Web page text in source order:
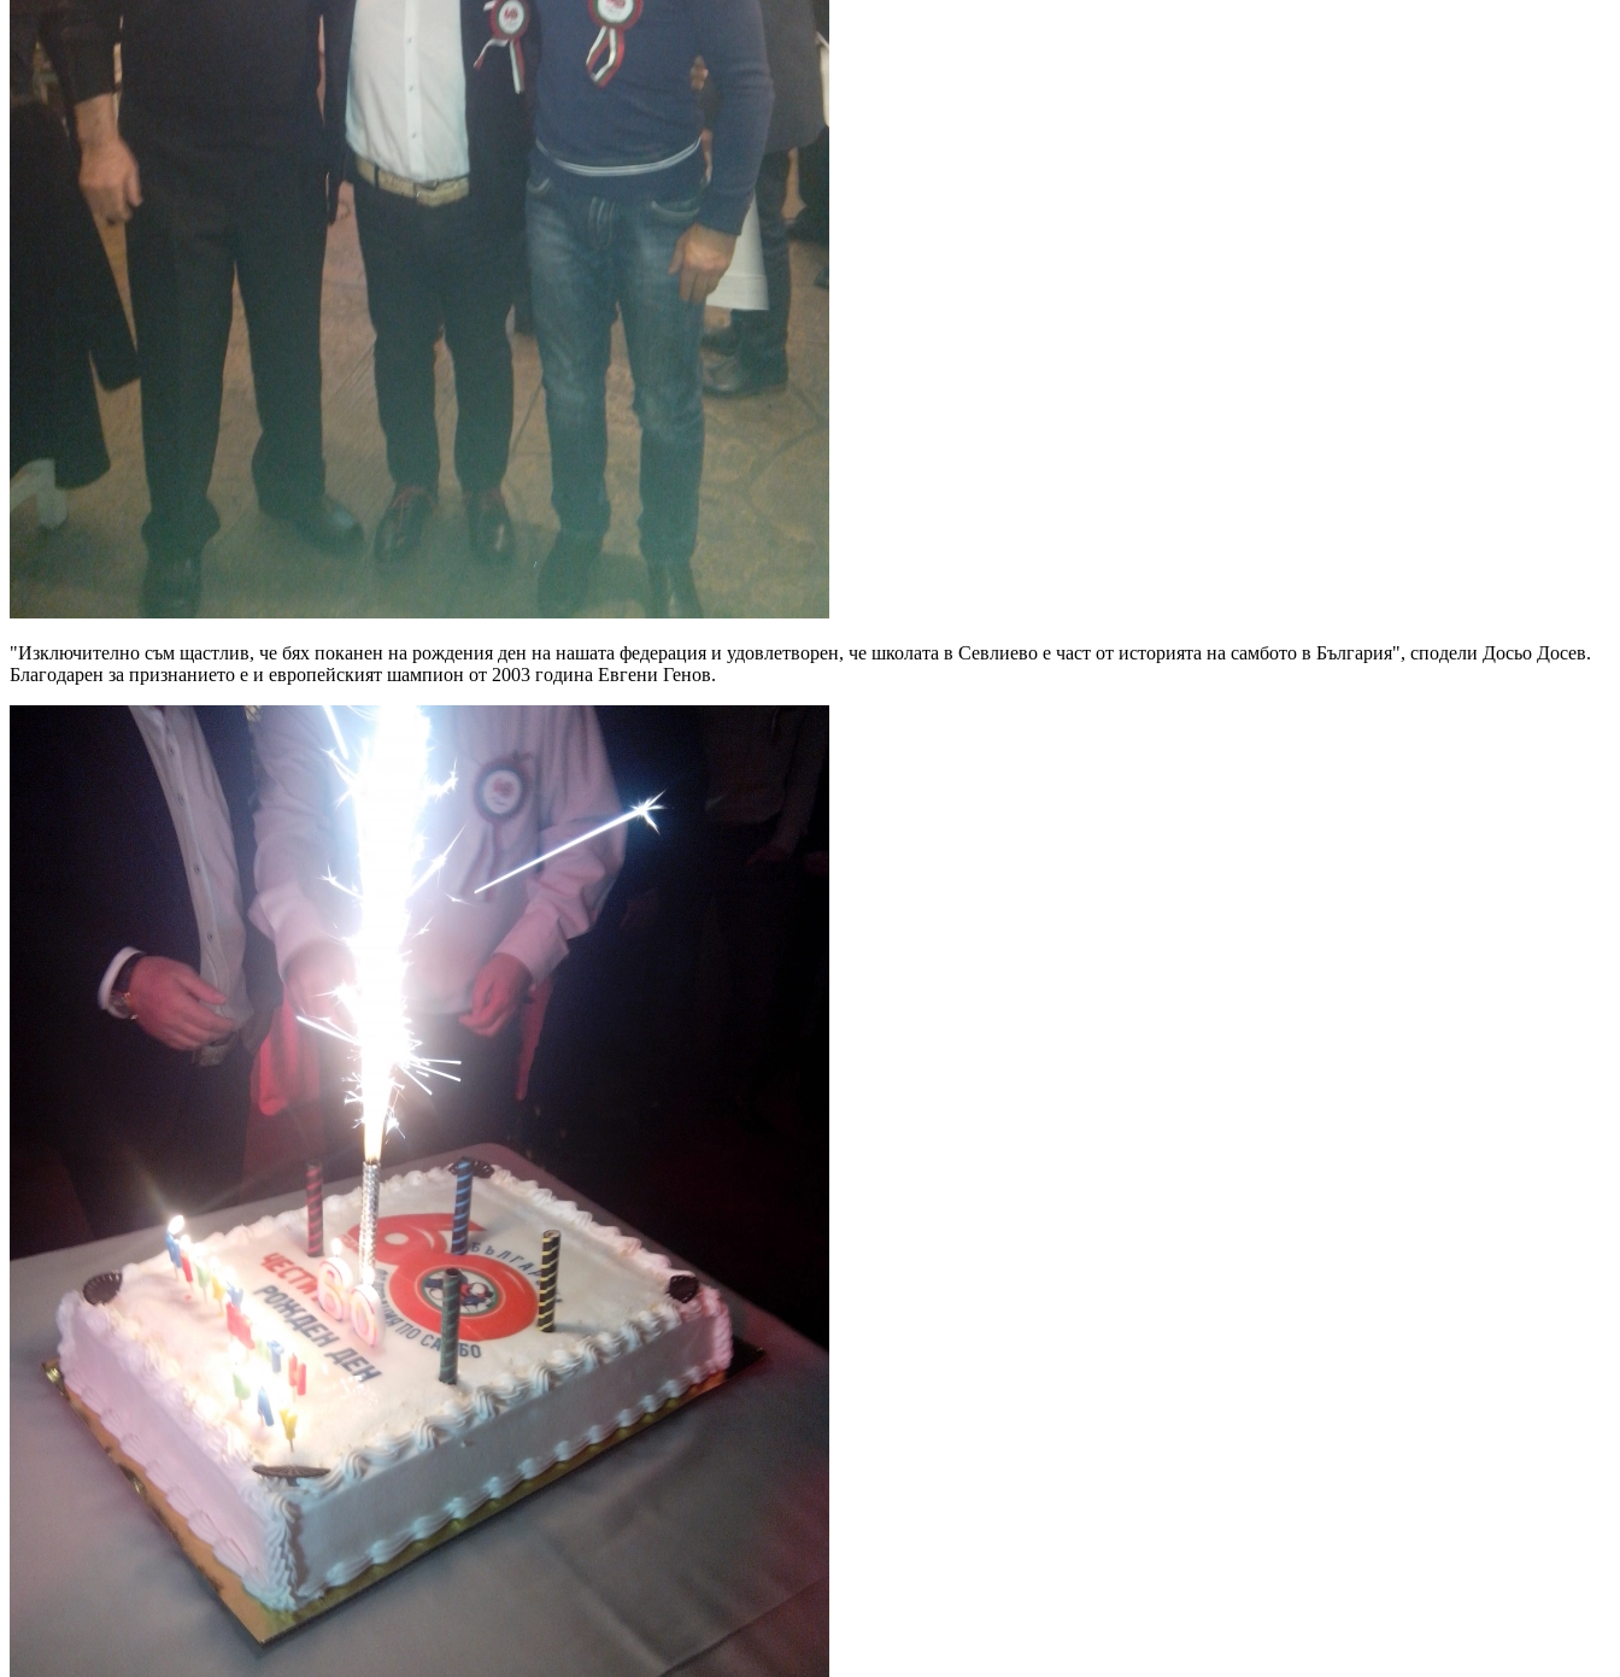
"Изключително съм щастлив, че бях поканен на рождения ден на нашата федерация и удовлетворен, че школата в Севлиево е част от историята на самбото в България", сподели Досьо Досев.
Благодарен за признанието е и европейският шампион от 2003 година Евгени Генов.